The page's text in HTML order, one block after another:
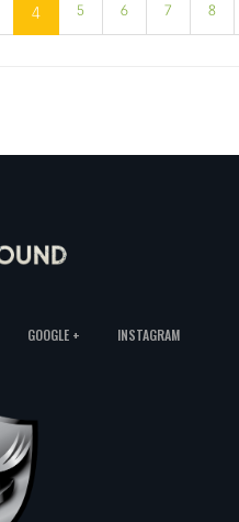
4 5 6 7 8
GOOGLE + INSTAGRAM